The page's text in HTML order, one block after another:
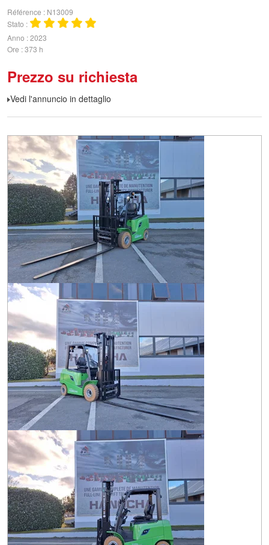
Référence
N13009
Stato
Anno 2023
Ore 373 h
Prezzo su richiesta
Vedi l'annuncio in dettaglio